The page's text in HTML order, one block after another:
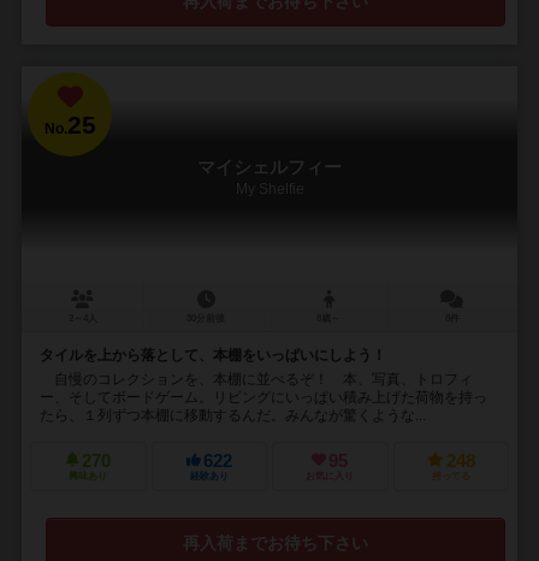
No.25
マイシェルフィー
My Shelfie
タイルを上から落として、本棚をいっぱいにしよう！
自慢のコレクションを、本棚に並べるぞ！ 本、写真、トロフィ
ー、そしてボードゲーム。リビングにいっぱい積み上げた荷物を持っ
たら、１列ずつ本棚に移動するんだ。みんなが驚くような...
270
興味あり
622
経験あり
95
お気に入り
248
持ってる
再入荷までお待ち下さい